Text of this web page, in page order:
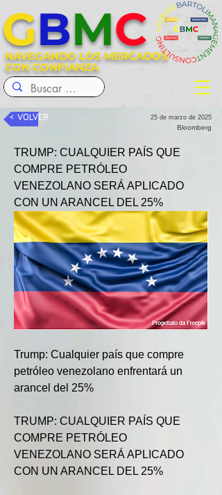
NAVEGANDO LOS MERCADOS
CON CONFIANZA
GBMC
< VOLVER 25 de marzo de 2025
Bloomberg
TRUMP: CUALQUIER PAÍS QUE
COMPRE PETRÓLEO
VENEZOLANO SERÁ APLICADO
CON UN ARANCEL DEL 25%
Trump: Cualquier país que compre
petróleo venezolano enfrentará un
arancel del 25%
TRUMP: CUALQUIER PAÍS QUE
COMPRE PETRÓLEO
VENEZOLANO SERÁ APLICADO
CON UN ARANCEL DEL 25%